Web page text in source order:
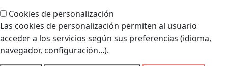
Cookies de personalización
Las cookies de personalización permiten al usuario
acceder a los servicios según sus preferencias (idioma,
navegador, configuración...).